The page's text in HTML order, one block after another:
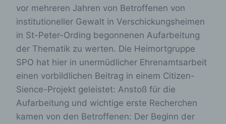
vor mehreren Jahren von Betroffenen von
institutioneller Gewalt in Verschickungsheimen
in St-Peter-Ording begonnenen Aufarbeitung
der Thematik zu werten. Die Heimortgruppe
SPO hat hier in unermüdlicher Ehrenamtsarbeit
einen vorbildlichen Beitrag in einem Citizen-
Sience-Projekt geleistet: Anstoß für die
Aufarbeitung und wichtige erste Recherchen
kamen von den Betroffenen: Der Beginn der